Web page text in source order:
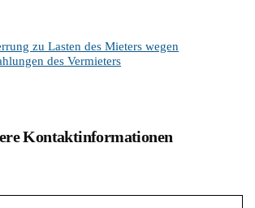
zu Lasten des Mieters wegen
des Vermieters
Kontaktinformationen